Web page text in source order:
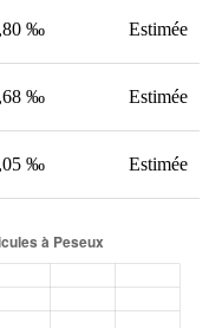
‰ Estimée
‰ Estimée
‰ Estimée